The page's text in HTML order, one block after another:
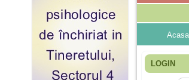
Acasa
LOGIN